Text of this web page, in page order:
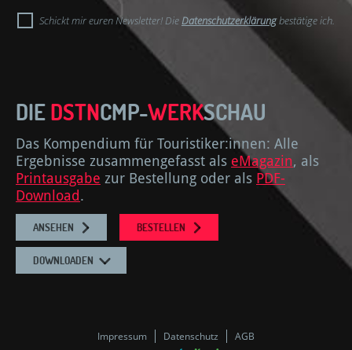
Schickt mir euren Newsletter! DieDatenschutzerklärungbestätige ich.
DIEDSTNCMP-WERKSCHAU
Das Kompendium für Touristiker:innen: Alle
Ergebnisse zusammengefasst als eMagazin, als
Printausgabe zur Bestellung oder als PDF-
Download.
ANSEHEN BESTELLEN
DOWNLOADEN
Impressum Datenschutz
AGB